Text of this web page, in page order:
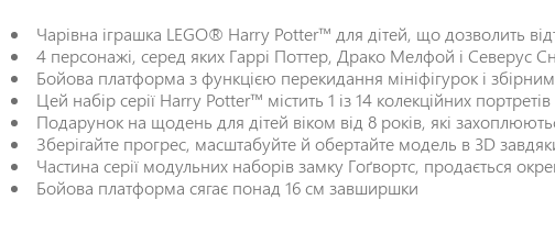
Чарівна іграшка LEGO® Harry Potter™ для дітей, що дозволить
4 персонажі, серед яких Гаррі Поттер, Драко Мелфой і Северус
Бойова платформа з функцією перекидання мініфігурок і
Цей набір серії Harry Potter™ містить 1 із 14 колекційних
Подарунок на щодень для дітей віком від 8 років, які
Зберігайте прогрес, масштабуйте й обертайте модель в 3D
Частина серії модульних наборів замку Гоґвортс, продається
Бойова платформа сягає понад 16 см завширшки
Відгук